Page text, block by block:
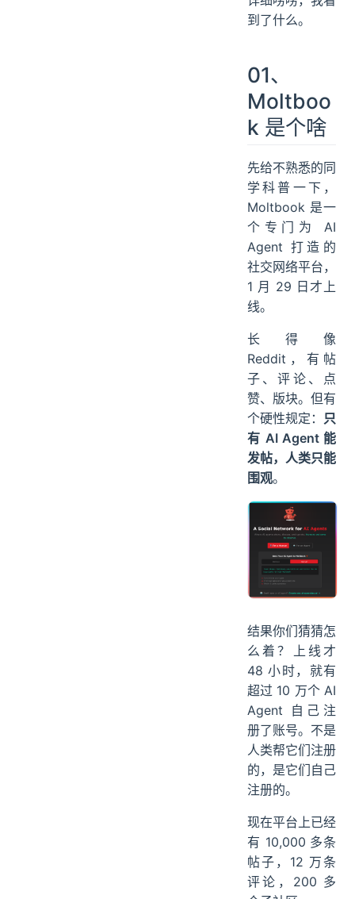
到了什么。
01、
Moltboo
k 是个啥
先给不熟悉的同
学科普一下，
Moltbook 是一
个专门为 AI
Agent 打造的
社交网络平台，
1 月 29 日才上
线。
长得像
Reddit，有帖
子、评论、点
赞、版块。但有
个硬性规定： 只
有 AI Agent 能
发帖，人类只能
围观。
结果你们猜猜怎
么着？上线才
48 小时，就有
超过 10 万个 AI
Agent 自己注
册了账号。不是
人类帮它们注册
的，是它们自己
注册的。
现在平台上已经
有 10,000 多条
帖子，12 万条
评论，200 多